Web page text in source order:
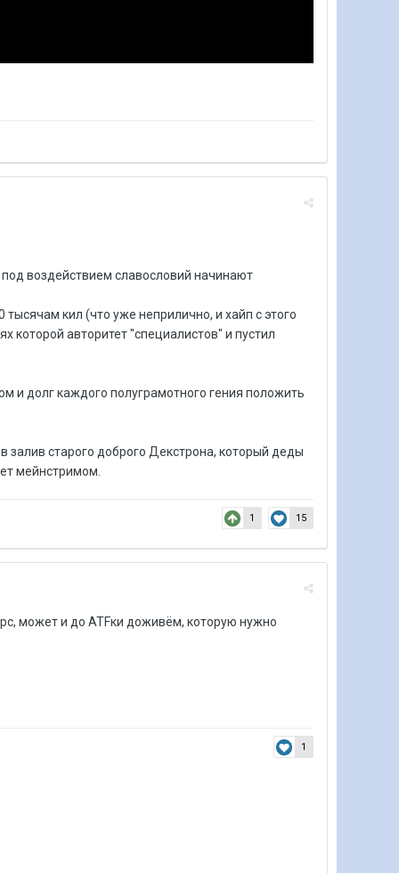
воздействием славословий начинают
кил (что уже неприлично, и хайп с этого
авторитет "специалистов" и пустил
и долг каждого полуграмотного гения положить
старого доброго Декстрона, который деды
мейнстримом.
1 15
может и до ATFки доживём, которую нужно
1